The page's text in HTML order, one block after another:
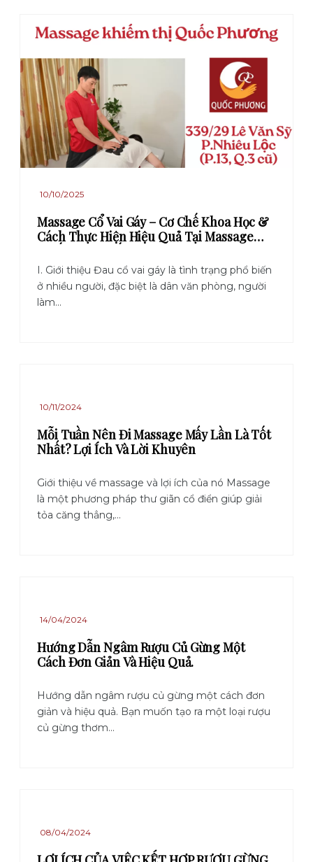
10/10/2025
Massage Cổ Vai Gáy – Cơ Chế Khoa Học &
Cách Thực Hiện Hiệu Quả Tại Massage
I. Giới thiệu Đau cổ vai gáy là tình trạng phổ biến
ở nhiều người, đặc biệt là dân văn phòng, người
làm...
10/11/2024
Mỗi Tuần Nên Đi Massage Mấy Lần Là Tốt
Nhất? Lợi Ích Và Lời Khuyên
Giới thiệu về massage và lợi ích của nó Massage
là một phương pháp thư giãn cổ điển giúp giải
tỏa căng thẳng,...
14/04/2024
Hướng Dẫn Ngâm Rượu Củ Gừng Một
Cách Đơn Giản Và Hiệu Quả.
Hướng dẫn ngâm rượu củ gừng một cách đơn
giản và hiệu quả. Bạn muốn tạo ra một loại rượu
củ gừng thơm...
08/04/2024